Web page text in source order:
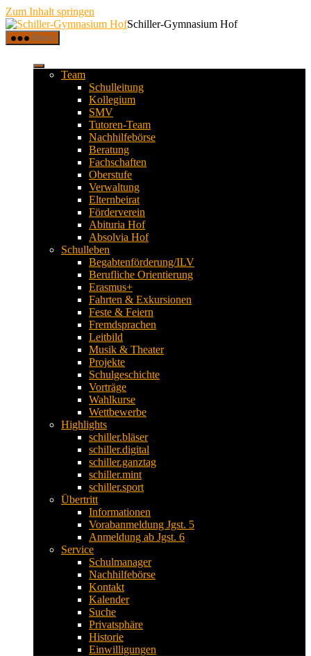
Zum Inhalt springen
Schiller-Gymnasium Hof
Menü
Team
Schulleitung
Kollegium
SMV
Tutoren-Team
Nachhilfebörse
Beratung
Fachschaften
Oberstufe
Verwaltung
Elternbeirat
Förderverein
Abituria Hof
Absolvia Hof
Schulleben
Begabtenförderung/ILV
Berufliche Orientierung
Erasmus+
Fahrten & Exkursionen
Feste & Feiern
Fremdsprachen
Leitbild
Musik & Theater
Projekte
Schulgeschichte
Vorträge
Wahlkurse
Wettbewerbe
Highlights
schiller.bläser
schiller.digital
schiller.ganztag
schiller.mint
schiller.sport
Übertritt
Informationen
Vorabanmeldung Jgst. 5
Anmeldung ab Jgst. 6
Service
Schulmanager
Nachhilfebörse
Kontakt
Kalender
Suche
Privatsphäre
Historie
Einwilligungen